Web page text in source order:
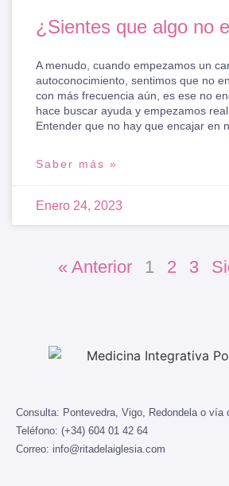
¿Sientes que algo no
A menudo, cuando empezamos un
autoconocimiento, sentimos que no
con más frecuencia aún, es ese no
hace buscar ayuda y empezamos
Entender que no hay que encajar en
Saber más »
Enero 24, 2023
« Anterior 1 2 3
Consulta: Pontevedra, Vigo, Redondela o vía
Teléfono: (+34) 604 01 42 64
Correo: info@ritadelaiglesia.com